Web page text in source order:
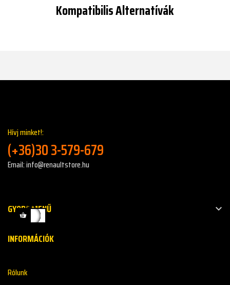
Kompatibilis Alternatívák
Hívj minket!:
(+36)30 3-579-679
Email: info@renaultstore.hu
GYORS MENŰ 
INFORMÁCIÓK
Rólunk